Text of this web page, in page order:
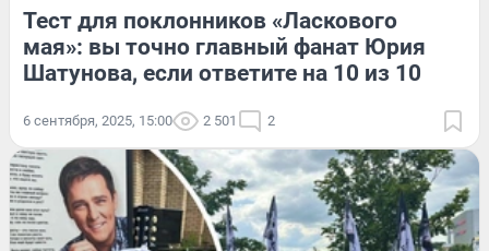
Тест для поклонников «Ласкового
мая»: вы точно главный фанат Юрия
Шатунова, если ответите на 10 из 10
6 сентября, 2025, 15:00 2 501 2